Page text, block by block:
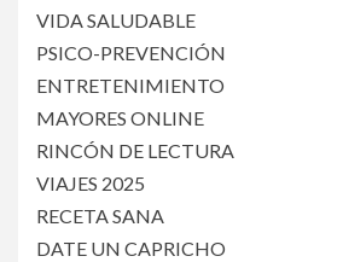
VIDA SALUDABLE
PSICO-PREVENCIÓN
ENTRETENIMIENTO
MAYORES ONLINE
RINCÓN DE LECTURA
VIAJES 2025
RECETA SANA
DATE UN CAPRICHO